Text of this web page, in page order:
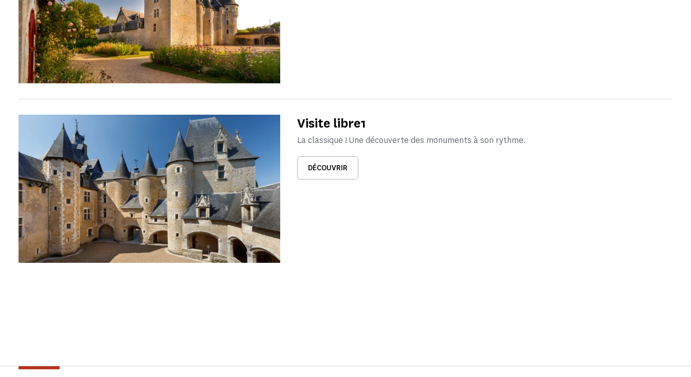
Visite libre1
La classique ! Une découverte des monuments à son rythme.
DÉCOUVRIR